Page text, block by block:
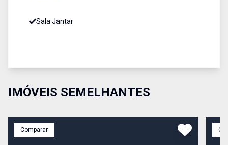
Sala Jantar
IMÓVEIS SEMELHANTES
Comparar